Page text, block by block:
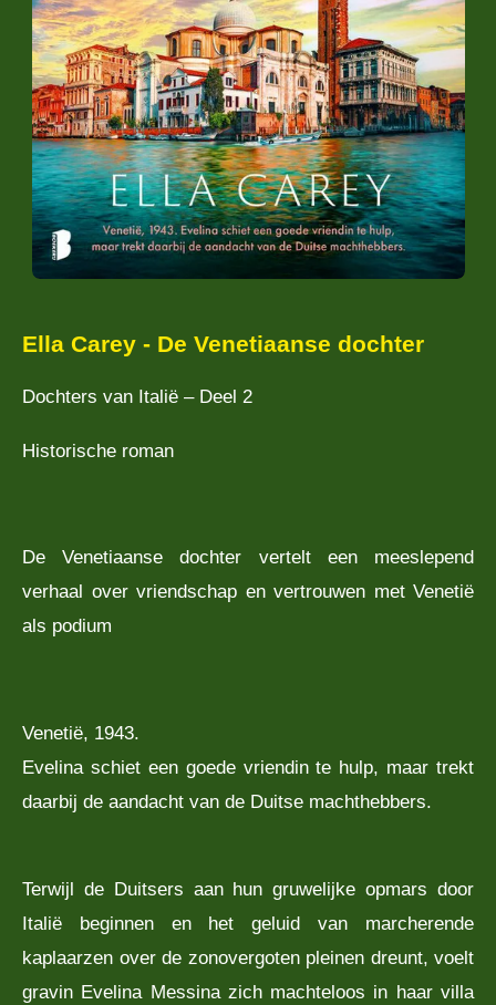
Ella Carey - De Venetiaanse dochter
Dochters van Italië – Deel 2
Historische roman
De Venetiaanse dochter vertelt een meeslepend
verhaal over vriendschap en vertrouwen met Venetië
als podium
Venetië, 1943.
Evelina schiet een goede vriendin te hulp, maar trekt
daarbij de aandacht van de Duitse machthebbers.
Terwijl de Duitsers aan hun gruwelijke opmars door
Italië beginnen en het geluid van marcherende
kaplaarzen over de zonovergoten pleinen dreunt, voelt
gravin Evelina Messina zich machteloos in haar villa